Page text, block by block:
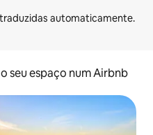
seu espaço num Airbnb